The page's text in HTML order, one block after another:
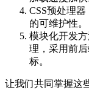
CSS预处理器
的可维护性。
模块化开发
理，采用前
标。
让我们共同掌握这